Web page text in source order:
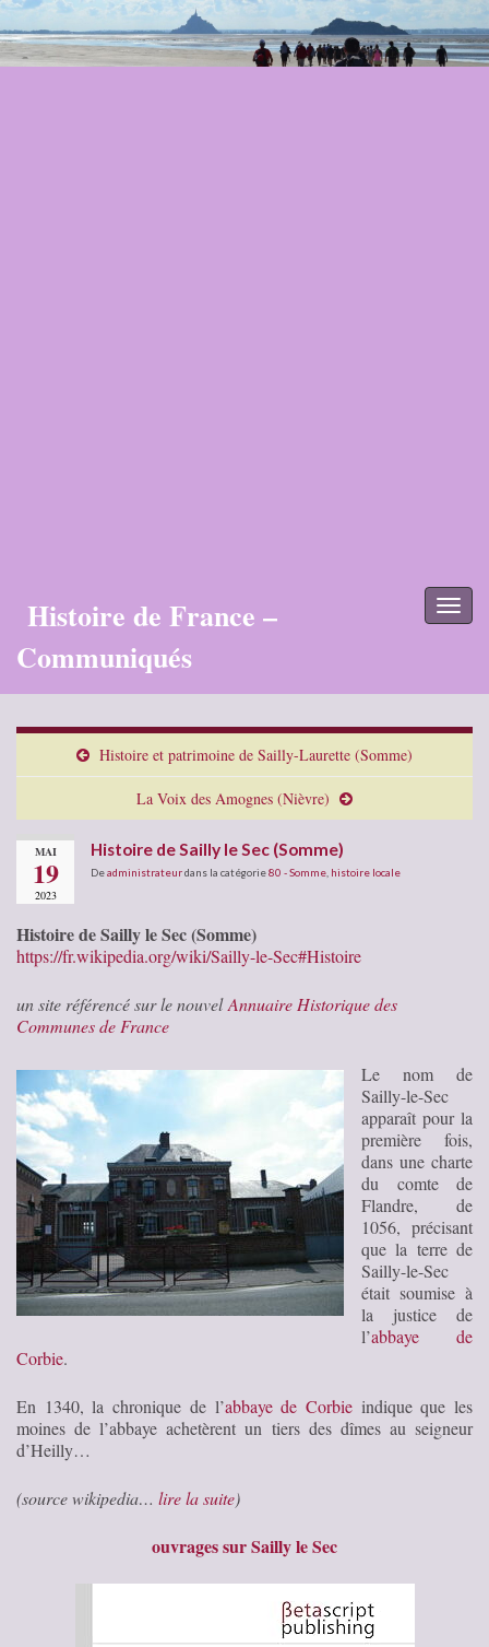
Histoire de France –
Communiqués
Histoire et patrimoine de Sailly-Laurette (Somme)
La Voix des Amognes (Nièvre)
MAI
19
2023
Histoire de Sailly le Sec (Somme)
Deadministrateurdans la catégorie80 - Somme histoire locale
Histoire de Sailly le Sec (Somme)
https://fr.wikipedia.org/wiki/Sailly-le-Sec#Histoire
un site référencé sur le nouvelAnnuaire Historique des
Communes de France
Le nom de
Sailly-le-Sec
apparaît pour la
première fois,
dans une charte
du comte de
Flandre, de
1056, précisant
que la terre de
Sailly-le-Sec
était soumise à
la justice de
l’abbaye de
Corbie.
En 1340, la chronique de l’abbaye de Corbieindique que les
moines de l’abbaye achetèrent un tiers des dîmes au seigneur
d’Heilly…
(source wikipedia… lire la suite)
ouvrages sur Sailly le Sec